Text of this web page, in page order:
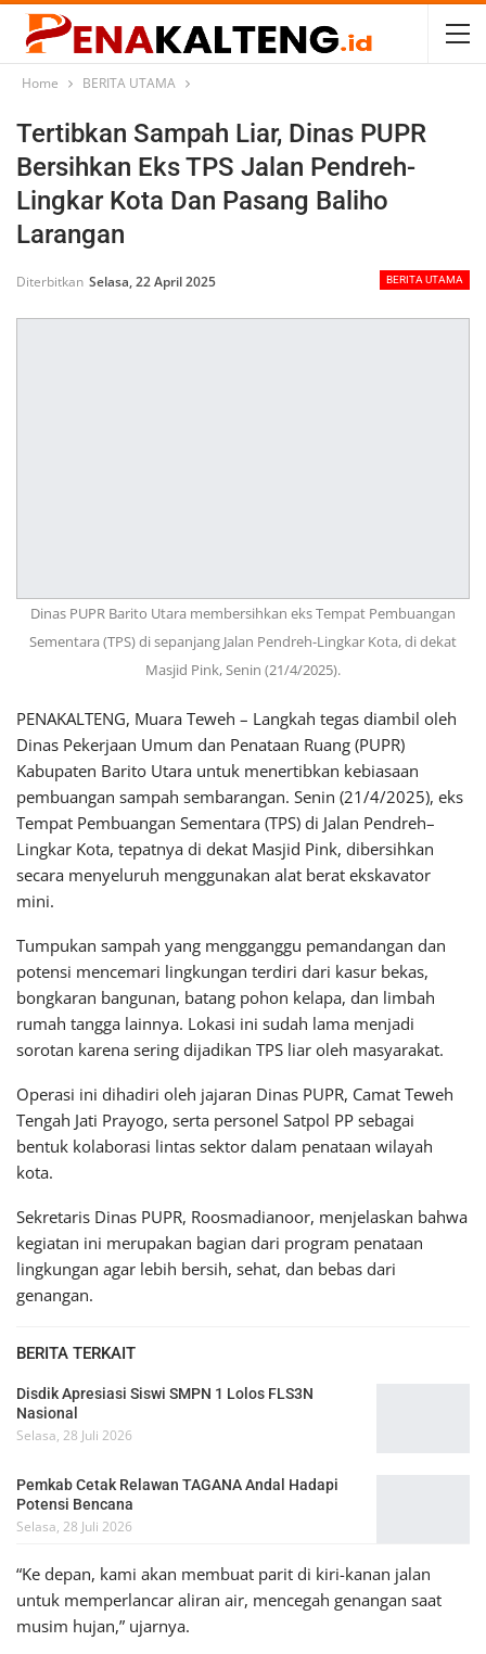
Home BERITA UTAMA
Tertibkan Sampah Liar, Dinas PUPR
Bersihkan Eks TPS Jalan Pendreh-
Lingkar Kota Dan Pasang Baliho
Larangan
BERITA UTAMA
Diterbitkan Selasa, 22 April 2025
Dinas PUPR Barito Utara membersihkan eks Tempat Pembuangan
Sementara (TPS) di sepanjang Jalan Pendreh-Lingkar Kota, di dekat
Masjid Pink, Senin (21/4/2025).
PENAKALTENG, Muara Teweh – Langkah tegas diambil oleh
Dinas Pekerjaan Umum dan Penataan Ruang (PUPR)
Kabupaten Barito Utara untuk menertibkan kebiasaan
pembuangan sampah sembarangan. Senin (21/4/2025), eks
Tempat Pembuangan Sementara (TPS) di Jalan Pendreh–
Lingkar Kota, tepatnya di dekat Masjid Pink, dibersihkan
secara menyeluruh menggunakan alat berat ekskavator
mini.
Tumpukan sampah yang mengganggu pemandangan dan
potensi mencemari lingkungan terdiri dari kasur bekas,
bongkaran bangunan, batang pohon kelapa, dan limbah
rumah tangga lainnya. Lokasi ini sudah lama menjadi
sorotan karena sering dijadikan TPS liar oleh masyarakat.
Operasi ini dihadiri oleh jajaran Dinas PUPR, Camat Teweh
Tengah Jati Prayogo, serta personel Satpol PP sebagai
bentuk kolaborasi lintas sektor dalam penataan wilayah
kota.
Sekretaris Dinas PUPR, Roosmadianoor, menjelaskan bahwa
kegiatan ini merupakan bagian dari program penataan
lingkungan agar lebih bersih, sehat, dan bebas dari
genangan.
BERITA TERKAIT
Disdik Apresiasi Siswi SMPN 1 Lolos FLS3N
Nasional
Selasa, 28 Juli 2026
Pemkab Cetak Relawan TAGANA Andal Hadapi
Potensi Bencana
Selasa, 28 Juli 2026
“Ke depan, kami akan membuat parit di kiri-kanan jalan
untuk memperlancar aliran air, mencegah genangan saat
musim hujan,” ujarnya.